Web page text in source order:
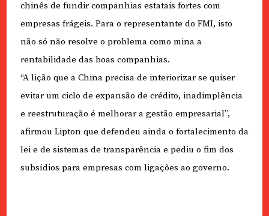
chinês de fundir companhias estatais fortes com
empresas frágeis. Para o representante do FMI, isto
não só não resolve o problema como mina a
rentabilidade das boas companhias.
“A lição que a China precisa de interiorizar se quiser
evitar um ciclo de expansão de crédito, inadimplência
e reestruturação é melhorar a gestão empresarial”,
afirmou Lipton que defendeu ainda o fortalecimento da
lei e de sistemas de transparência e pediu o fim dos
subsídios para empresas com ligações ao governo.